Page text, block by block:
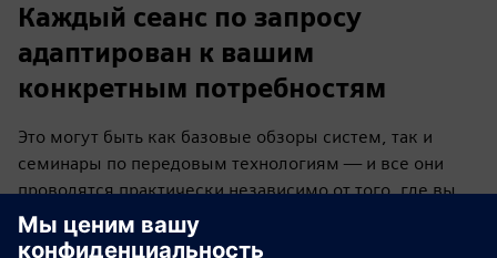
Каждый сеанс по запросу
адаптирован к вашим
конкретным потребностям
Это могут быть как базовые обзоры систем, так и
семинары по передовым технологиям — и все они
проводятся практически независимо от того, где вы
или ваши коллеги находитесь.